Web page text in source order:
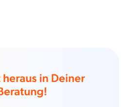
in Deiner